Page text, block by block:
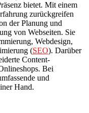
bietet. Mit einem
zurückgreifen
der Planung und
von Webseiten. Sie
Webdesign,
(SEO). Darüber
Content-
Bei
und
Hand.